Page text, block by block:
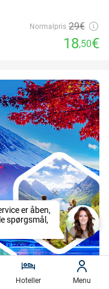
Normalpris 29€
18,50€
Hoteller Menu